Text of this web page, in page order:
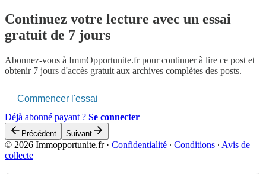
Continuez votre lecture avec un essai
gratuit de 7 jours
Abonnez-vous à ImmOpportunite.frpour continuer à lire ce post et
obtenir 7 jours d'accès gratuit aux archives complètes des posts.
Commencer l'essai
Déjà abonné payant ? Se connecter
Précédent Suivant
© 2026 Immopportunite.fr· Confidentialité ∙ Conditions ∙ Avis de
collecte